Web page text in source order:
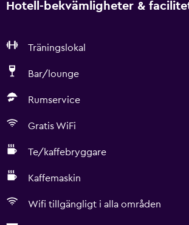
Hotell-bekvämligheter &
Träningslokal
Bar/lounge
Rumservice
Gratis WiFi
Te/kaffebryggare
Kaffemaskin
Wifi tillgängligt i alla områden